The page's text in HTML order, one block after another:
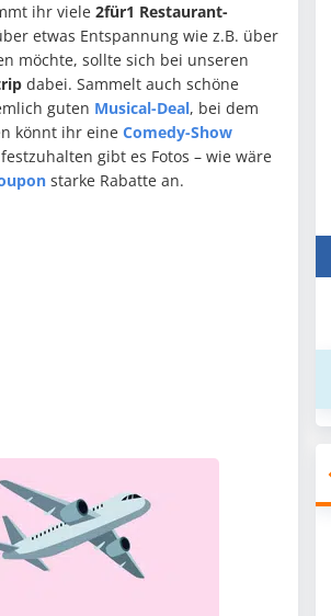
ihr viele 2für1 Restaurant-
etwas Entspannung wie z.B. über
möchte, sollte sich bei unseren
dabei. Sammelt auch schöne
guten Musical-Deal, bei dem
könnt ihr eine Comedy-Show
gibt es Fotos – wie wäre
starke Rabatte an.